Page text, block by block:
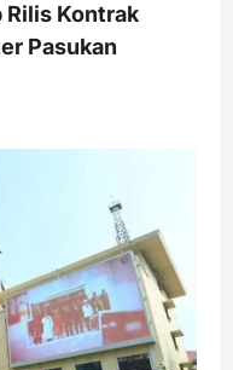
Rilis Kontrak
Pasukan